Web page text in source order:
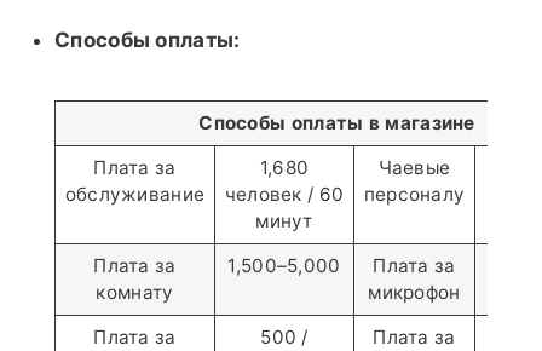
Способы оплаты:
Способы оплаты в магазине
Плата за
обслуживание
1,680
человек / 60
минут
Чаевые
персоналу
Плата за
комнату
1,500–5,000
Плата за
микрофон
Плата за
500 /
Плата за